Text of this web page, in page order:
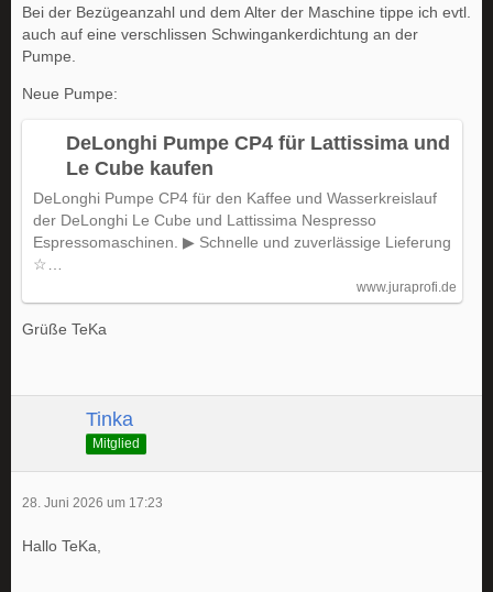
Bei der Bezügeanzahl und dem Alter der Maschine tippe ich evtl.
auch auf eine verschlissen Schwingankerdichtung an der
Pumpe.
Neue Pumpe:
DeLonghi Pumpe CP4 für Lattissima und
Le Cube kaufen
DeLonghi Pumpe CP4 für den Kaffee und Wasserkreislauf
der DeLonghi Le Cube und Lattissima Nespresso
Espressomaschinen. ▶ Schnelle und zuverlässige Lieferung
☆…
www.juraprofi.de
Grüße TeKa
Tinka
Mitglied
28. Juni 2026 um 17:23
Hallo TeKa,